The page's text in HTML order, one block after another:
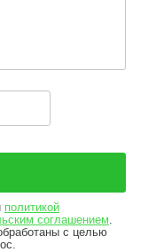
политикой
соглашением.
с целью